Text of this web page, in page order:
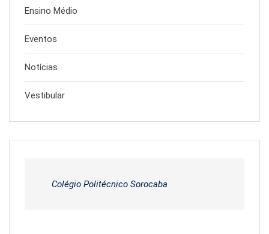
Ensino Médio
Eventos
Notícias
Vestibular
Colégio Politécnico Sorocaba